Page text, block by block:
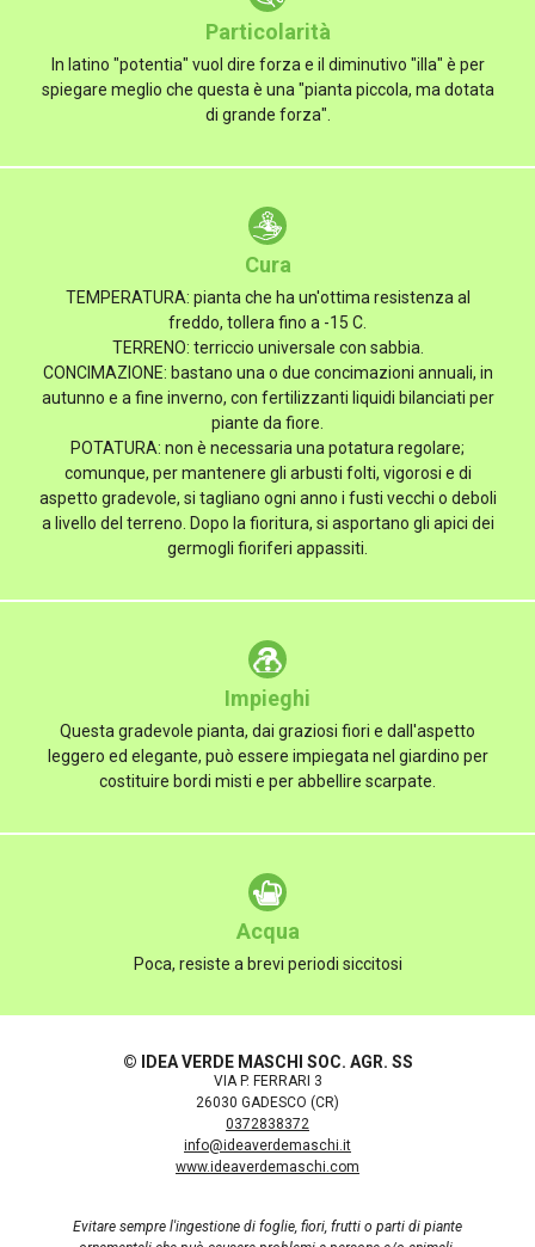
Particolarità
In latino "potentia" vuol dire forza e il diminutivo "illa" è per
spiegare meglio che questa è una "pianta piccola, ma dotata
di grande forza".
Cura
TEMPERATURA: pianta che ha un'ottima resistenza al
freddo, tollera fino a -15 C.
TERRENO: terriccio universale con sabbia.
CONCIMAZIONE: bastano una o due concimazioni annuali, in
autunno e a fine inverno, con fertilizzanti liquidi bilanciati per
piante da fiore.
POTATURA: non è necessaria una potatura regolare;
comunque, per mantenere gli arbusti folti, vigorosi e di
aspetto gradevole, si tagliano ogni anno i fusti vecchi o deboli
a livello del terreno. Dopo la fioritura, si asportano gli apici dei
germogli fioriferi appassiti.
Impieghi
Questa gradevole pianta, dai graziosi fiori e dall'aspetto
leggero ed elegante, può essere impiegata nel giardino per
costituire bordi misti e per abbellire scarpate.
Acqua
Poca, resiste a brevi periodi siccitosi
© IDEA VERDE MASCHI SOC. AGR. SS
VIA P. FERRARI 3
26030 GADESCO (CR)
0372838372
info@ideaverdemaschi.it
www.ideaverdemaschi.com
Evitare sempre l'ingestione di foglie, fiori, frutti o parti di piante